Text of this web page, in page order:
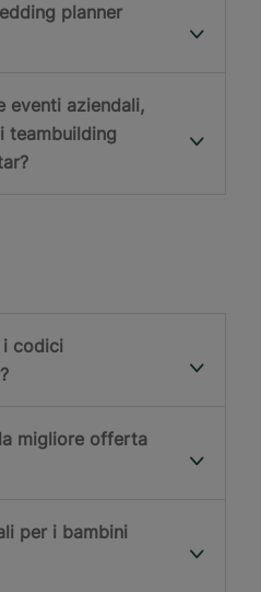
planner
eventi aziendali,
teambuilding
i codici
migliore offerta
per i bambini